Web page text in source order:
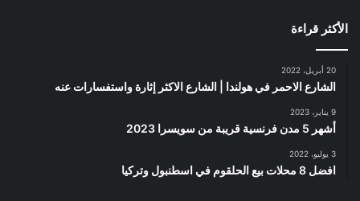
الأكثر قراءة
20 أبريل، 2022
الشارع الاحمر في هولندا | الشارع الاكثر إثارة واستفسارات عنه
9 يناير، 2023
أشهر 5 مدن فرنسية قريبة من سويسرا 2023
3 يوليو، 2022
افضل 8 محلات بيع الحلقوم في اسطنبول وتركيا